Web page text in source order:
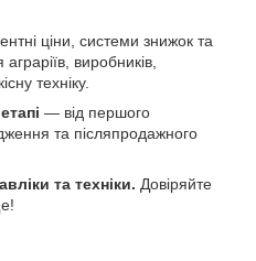
ціни, системи знижок та
виробників,
техніку.
— від першого
та післяпродажного
та техніки. Довіряйте